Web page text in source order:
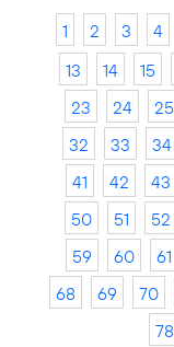
1 2 3 4
13
14 15
23
24 25
32
33 34
41
42 43
50
51 52
59
60 61
68
69 70
78